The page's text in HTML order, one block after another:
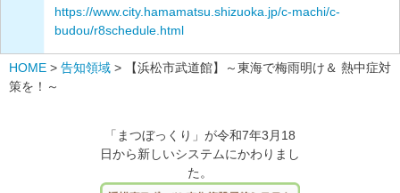
https://www.city.hamamatsu.shizuoka.jp/c-machi/c-
budou/r8schedule.html
HOME > 告知領域 >
【浜松市武道館】～東海で梅雨明け＆ 熱中症対
策を！～
「まつぼっくり」が令和7年3月18
日から新しいシステムにかわりまし
た。